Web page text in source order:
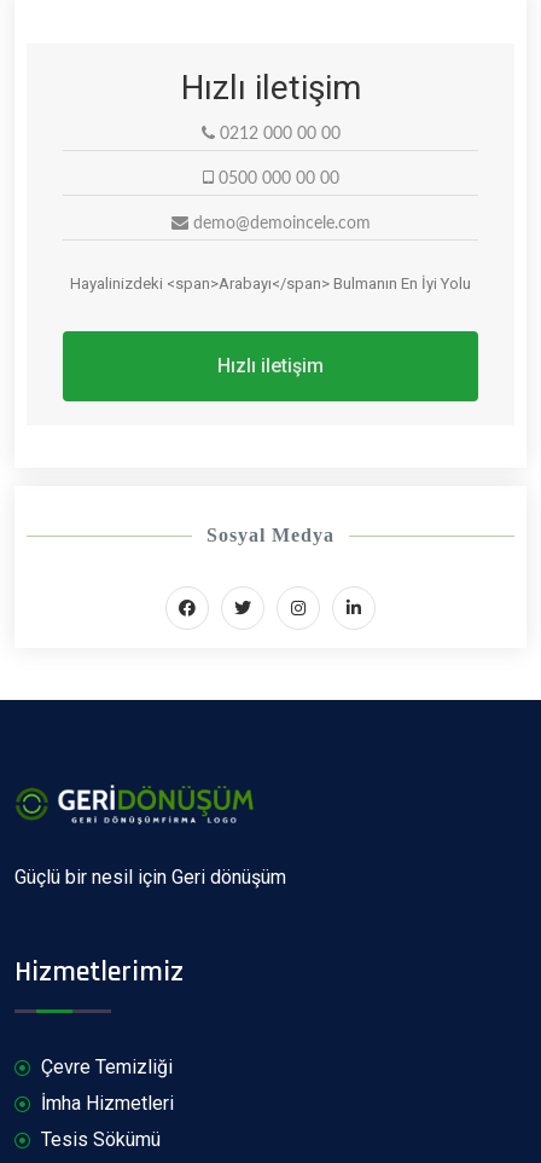
Hızlı iletişim
0212 000 00 00
0500 000 00 00
demo@demoincele.com
Hayalinizdeki <span>Arabayı</span> Bulmanın En İyi Yolu
Hızlı iletişim
Sosyal Medya
Güçlü bir nesil için Geri dönüşüm
Hizmetlerimiz
Çevre Temizliği
İmha Hizmetleri
Tesis Sökümü